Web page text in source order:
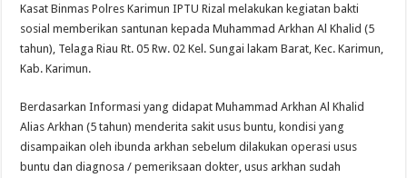
Kasat Binmas Polres Karimun IPTU Rizal melakukan kegiatan bakti
sosial memberikan santunan kepada Muhammad Arkhan Al Khalid (5
tahun), Telaga Riau Rt. 05 Rw. 02 Kel. Sungai lakam Barat, Kec. Karimun,
Kab. Karimun.
Berdasarkan Informasi yang didapat Muhammad Arkhan Al Khalid
Alias Arkhan (5 tahun) menderita sakit usus buntu, kondisi yang
disampaikan oleh ibunda arkhan sebelum dilakukan operasi usus
buntu dan diagnosa / pemeriksaan dokter, usus arkhan sudah